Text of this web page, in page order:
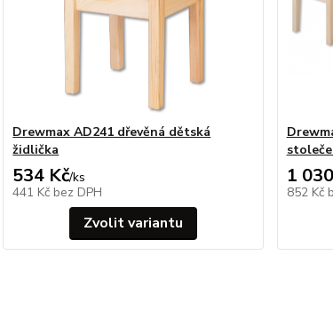
Drewmax AD241 dřevěná dětská
židlička
534 Kč/ks
441 Kč bez DPH
Zvolit variantu
1
852 Kč